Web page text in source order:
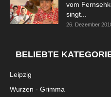
vom
singt...
26. Dezember
BELIEBTE
Leipzig
Wurzen - Grimma